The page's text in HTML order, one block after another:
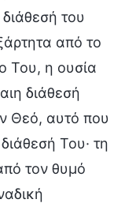
του
από το
Του, η ουσία
διάθεσή
Θεό, αυτό που
Του· τη
τον θυμό